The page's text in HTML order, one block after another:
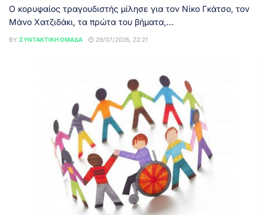
Ο κορυφαίος τραγουδιστής μίλησε για τον Νίκο Γκάτσο, τον
Μάνο Χατζιδάκι, τα πρώτα του βήματα,...
BY ΣΥΝΤΑΚΤΙΚΉ ΟΜΆΔΑ 29/07/2026, 22:21